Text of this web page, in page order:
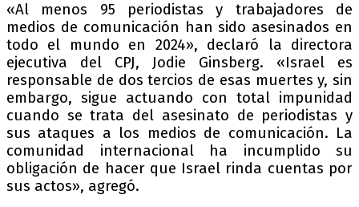
«Al menos 95 periodistas y trabajadores de
medios de comunicación han sido asesinados en
todo el mundo en 2024», declaró la directora
ejecutiva del CPJ, Jodie Ginsberg. «Israel es
responsable de dos tercios de esas muertes y, sin
embargo, sigue actuando con total impunidad
cuando se trata del asesinato de periodistas y
sus ataques a los medios de comunicación. La
comunidad internacional ha incumplido su
obligación de hacer que Israel rinda cuentas por
sus actos», agregó.